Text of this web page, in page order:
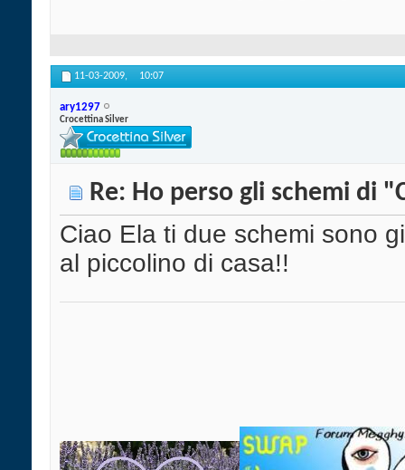
11-03-2009, 10:07
ary1297
Crocettina Silver
Re: Ho perso gli schemi di
Ciao Ela ti due schemi sono
al piccolino di casa!!